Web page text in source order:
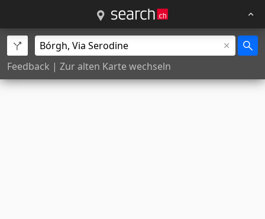
Feedback | Zur alten Karte wechseln